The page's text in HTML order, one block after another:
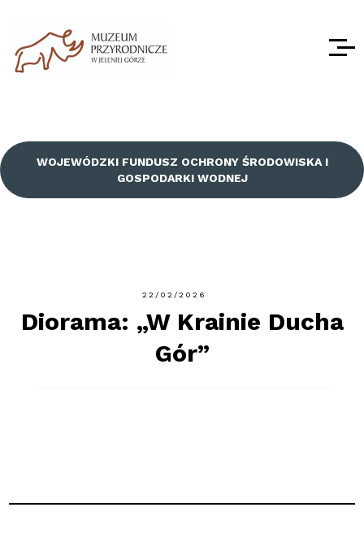
WOJEWÓDZKI FUNDUSZ OCHRONY ŚRODOWISKA I
GOSPODARKI WODNEJ
22/02/2026
Diorama: „W Krainie Ducha
Gór”